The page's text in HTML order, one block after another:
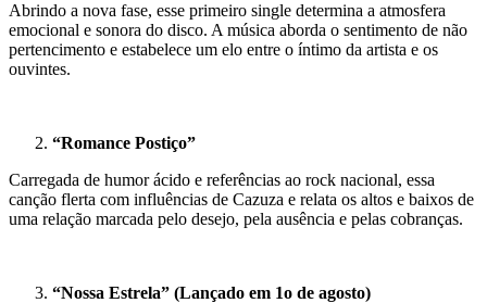
Abrindo a nova fase, esse primeiro single determina a atmosfera
emocional e sonora do disco. A música aborda o sentimento de não
pertencimento e estabelece um elo entre o íntimo da artista e os
ouvintes.
“Romance Postiço”
Carregada de humor ácido e referências ao rock nacional, essa
canção flerta com influências de Cazuza e relata os altos e baixos de
uma relação marcada pelo desejo, pela ausência e pelas cobranças.
“Nossa Estrela” (Lançado em 1o de agosto)